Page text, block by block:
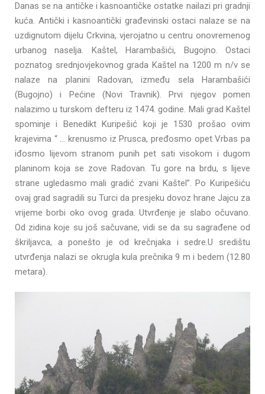
Danas se na antičke i kasnoantičke ostatke nailazi pri gradnji
kuća. Antički i kasnoantički građevinski ostaci nalaze se na
uzdignutom dijelu Crkvina, vjerojatno u centru onovremenog
urbanog naselja. Kaštel, Harambašići, Bugojno. Ostaci
poznatog srednjovjekovnog grada Kaštel na 1200 m n/v se
nalaze na planini Radovan, između sela Harambašići
(Bugojno) i Pećine (Novi Travnik). Prvi njegov pomen
nalazimo u turskom defteru iz 1474. godine. Mali grad Kaštel
spominje i Benedikt Kuripešić koji je 1530 prošao ovim
krajevima “ … krenusmo iz Prusca, pređosmo opet Vrbas pa
iđosmo lijevom stranom punih pet sati visokom i dugom
planinom koja se zove Radovan. Tu gore na brdu, s lijeve
strane ugledasmo mali gradić zvani Kaštel”. Po Kuripešiću
ovaj grad sagradili su Turci da presjeku dovoz hrane Jajcu za
vrijeme borbi oko ovog grada. Utvrđenje je slabo očuvano.
Od zidina koje su još sačuvane, vidi se da su sagrađene od
škriljavca, a ponešto je od krečnjaka i sedre.U središtu
utvrđenja nalazi se okrugla kula prečnika 9 m i bedem (12.80
metara).